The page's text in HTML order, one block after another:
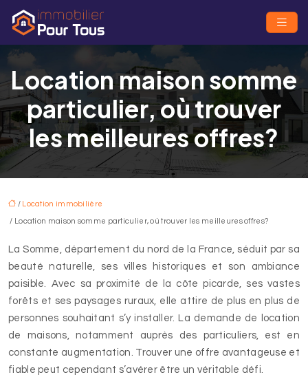
Location maison somme
particulier, où trouver
les meilleures offres?
/ Location immobilière
/ Location maison somme particulier, où trouver les meilleures offres?
La Somme, département du nord de la France, séduit par sa
beauté naturelle, ses villes historiques et son ambiance
paisible. Avec sa proximité de la côte picarde, ses vastes
forêts et ses paysages ruraux, elle attire de plus en plus de
personnes souhaitant s’y installer. La demande de location
de maisons, notamment auprès des particuliers, est en
constante augmentation. Trouver une offre avantageuse et
fiable peut cependant s’avérer être un véritable défi.